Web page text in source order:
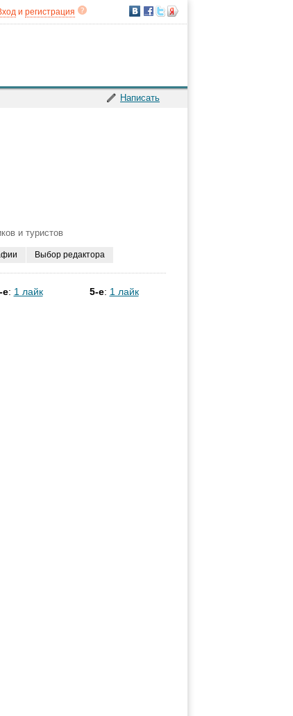
и регистрация
Написать
и туристов
Выбор редактора
е: 1 лайк 5-е: 1 лайк